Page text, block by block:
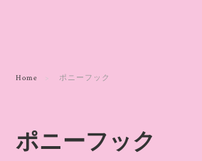
Home ポニーフック
ポニーフック